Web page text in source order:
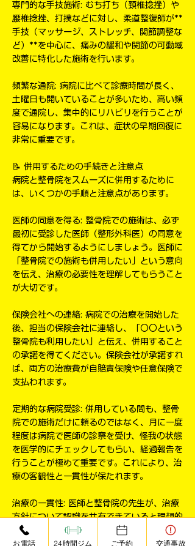
専門的な手技施術: むち打ち（頚椎捻挫）や
腰椎捻挫、打撲などに対し、柔道整復師が**
手技（マッサージ、ストレッチ、関節調整な
ど）**を中心に、痛みの緩和や関節の可動域
改善に特化した施術を行います。
頻繁な通院: 病院に比べて診療時間が長く、
土曜日も開いていることが多いため、高い頻
度で通院し、集中的にリハビリを行うことが
容易になります。これは、症状の早期回復に
非常に重要です。
📝 併用するための手続きと注意点
病院と整骨院をスムーズに併用するために
は、いくつかの手順と注意点があります。
医師の同意を得る: 整骨院での施術は、必ず
最初に受診した医師（整形外科医）の同意を
得てから開始するようにしましょう。医師に
「整骨院での施術も併用したい」という意向
を伝え、治療の必要性を理解してもらうこと
が大切です。
保険会社への連絡: 病院での治療を開始した
後、担当の保険会社に連絡し、「〇〇という
整骨院も利用したい」と伝え、併用すること
の承諾を得てください。保険会社が承諾すれ
ば、両方の治療費が自賠責保険や任意保険で
支払われます。
定期的な病院受診: 併用している間も、整骨
院での施術だけに頼るのではなく、月に一度
程度は病院で医師の診察を受け、怪我の状態
を医学的にチェックしてもらい、経過報告を
行うことが極めて重要です。これにより、治
療の客観性と一貫性が保たれます。
治療の一貫性: 医師と整骨院の先生が、治療
方針について認識を共有できていると理想的
です。
お電話 24時間ジム ご予約 交通事故